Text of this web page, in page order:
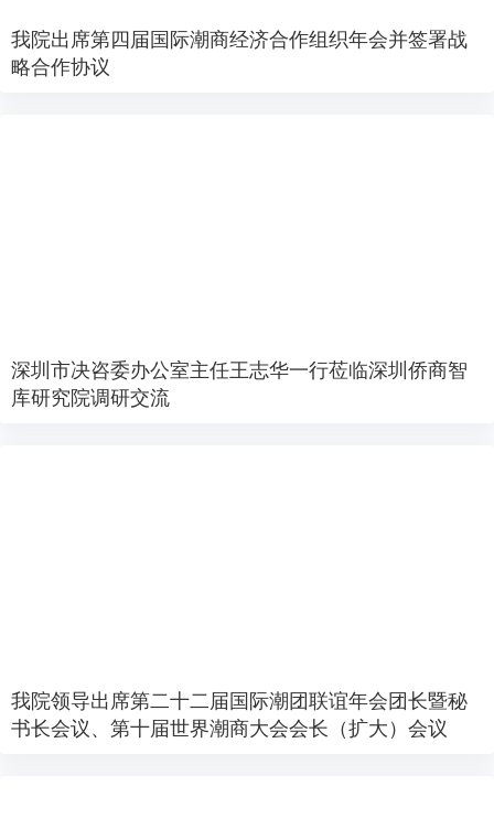
我院出席第四届国际潮商经济合作组织年会并签署战
略合作协议
深圳市决咨委办公室主任王志华一行莅临深圳侨商智
库研究院调研交流
我院领导出席第二十二届国际潮团联谊年会团长暨秘
书长会议、第十届世界潮商大会会长（扩大）会议